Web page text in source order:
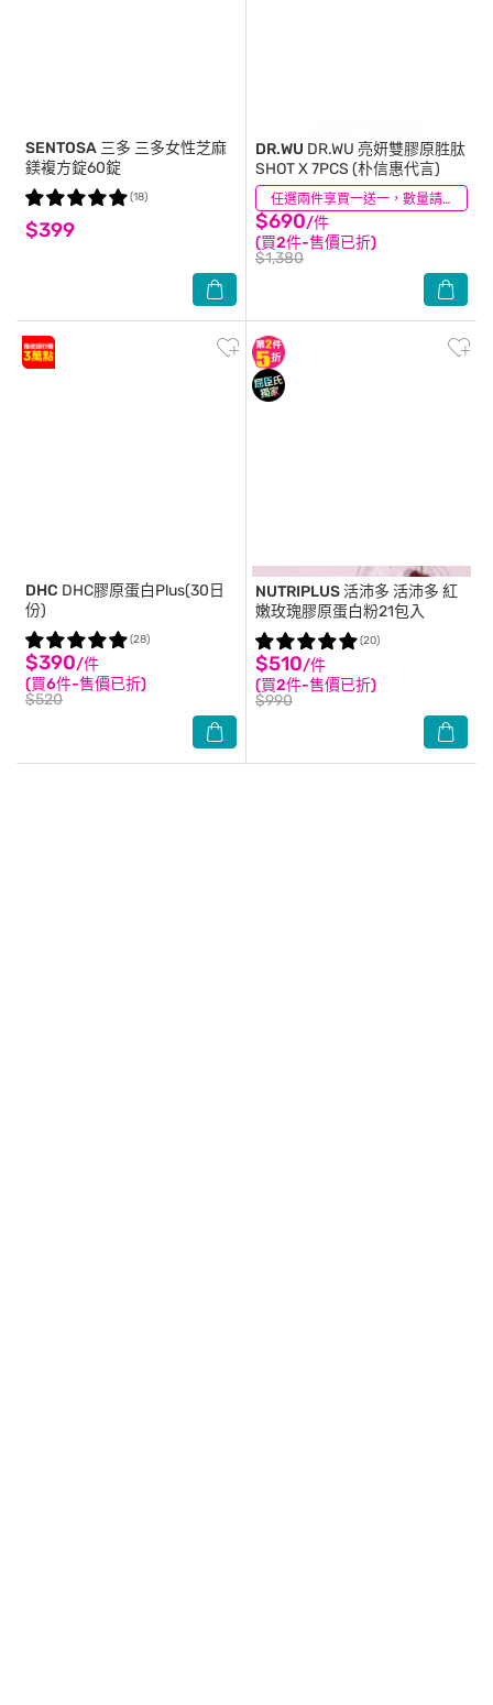
SENTOSA 三多 三多女性芝麻
鎂複方錠60錠
$399
(18) 任選兩件享買一送一，數量請選2件
DR.WU DR.WU 亮妍雙膠原胜肽
SHOT X 7PCS (朴信惠代言)
$690/件
(買2件-售價已折)
$1,380
(6)
DHC DHC膠原蛋白Plus(30日
份)
$390/件
(買6件-售價已折)
$520
(28)
NUTRIPLUS 活沛多 活沛多 紅
嫩玫瑰膠原蛋白粉21包入
$510/件
(買2件-售價已折)
$990
(20)